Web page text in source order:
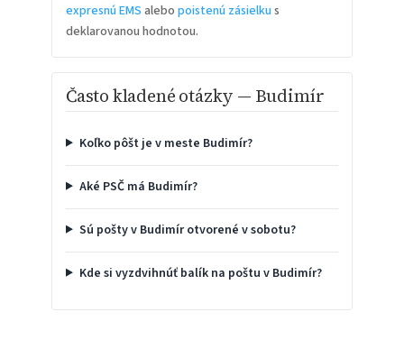
expresnú EMS alebo poistenú zásielku s
deklarovanou hodnotou.
Často kladené otázky — Budimír
Koľko pôšt je v meste Budimír?
Aké PSČ má Budimír?
Sú pošty v Budimír otvorené v sobotu?
Kde si vyzdvihnúť balík na poštu v Budimír?